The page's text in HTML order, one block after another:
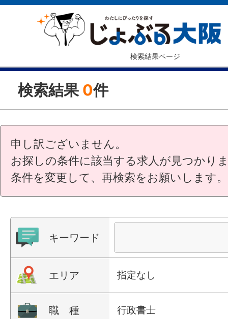
検索結果ページ
検索結果 0件
申し訳ございません。
お探しの条件に該当する求人が見つかり
条件を変更して、再検索をお願いします。
キーワード
エリア 指定なし
職 種 行政書士